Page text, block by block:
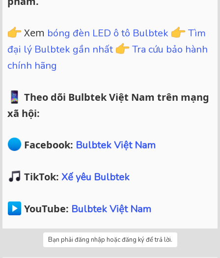
Xem bóng đèn LED ô tô Bulbtek
Tìm
đại lý Bulbtek gần nhất
Tra cứu bảo hành
chính hãng
Theo dõi Bulbtek Việt Nam trên mạng
xã hội:
Facebook: Bulbtek Việt Nam
TikTok: Xế yêu Bulbtek
YouTube: Bulbtek Việt Nam
Bạn phải đăng nhập hoặc đăng ký để trả lời.